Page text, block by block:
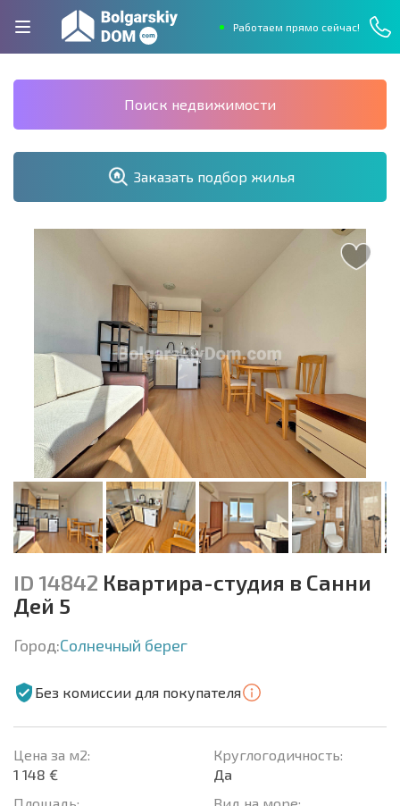
Работаем прямо сейчас!
Поиск недвижимости
Заказать подбор жилья
ID 14842 Квартира-студия в Санни
Дей 5
Город:Солнечный берег
Без комиссии для покупателя
Цена за м2:
1 148 €
Площадь:
Круглогодичность:
Да
Вид на море: